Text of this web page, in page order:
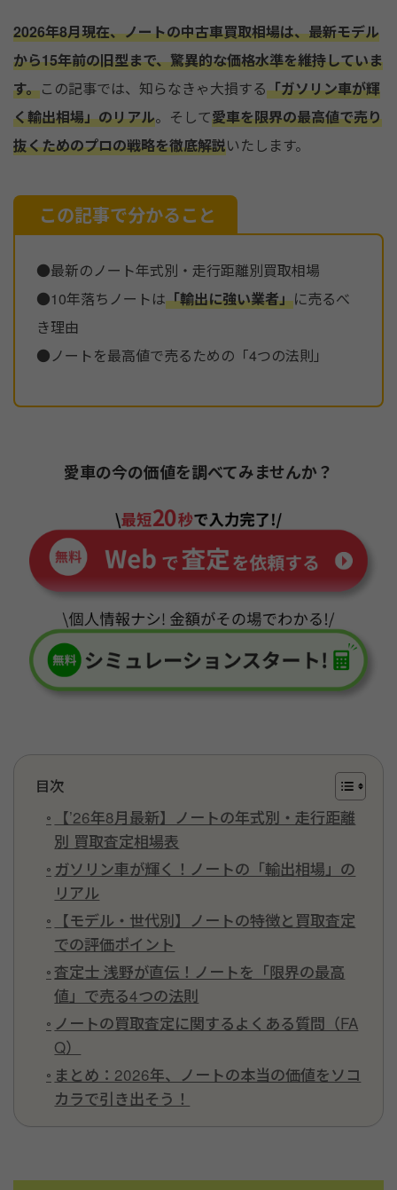
k
2026年8月現在、ノートの中古車買取相場は、最新モデル
から15年前の旧型まで、驚異的な価格水準を維持していま
す。この記事では、知らなきゃ大損する「ガソリン車が輝
く輸出相場」のリアル。そして愛車を限界の最高値で売り
抜くためのプロの戦略を徹底解説いたします。
この記事で分かること
●最新のノート年式別・走行距離別買取相場
●10年落ちノートは「輸出に強い業者」に売るべ
き理由
●ノートを最高値で売るための「4つの法則」
愛車の今の価値を調べてみませんか？
目次
【’26年8月最新】ノートの年式別・走行距離
別 買取査定相場表
ガソリン車が輝く！ノートの「輸出相場」の
リアル
【モデル・世代別】ノートの特徴と買取査定
での評価ポイント
査定士 浅野が直伝！ノートを「限界の最高
値」で売る4つの法則
ノートの買取査定に関するよくある質問（FA
Q）
まとめ：2026年、ノートの本当の価値をソコ
カラで引き出そう！